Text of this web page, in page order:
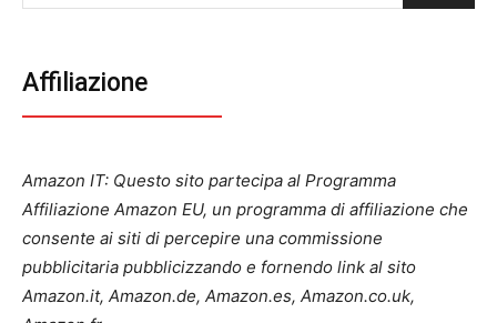
Affiliazione
Amazon IT: Questo sito partecipa al Programma
Affiliazione Amazon EU, un programma di affiliazione che
consente ai siti di percepire una commissione
pubblicitaria pubblicizzando e fornendo link al sito
Amazon.it, Amazon.de, Amazon.es, Amazon.co.uk,